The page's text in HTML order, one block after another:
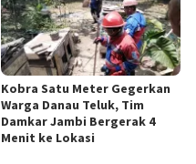
Kobra Satu Meter Gegerkan
Warga Danau Teluk, Tim
Damkar Jambi Bergerak 4
Menit ke Lokasi